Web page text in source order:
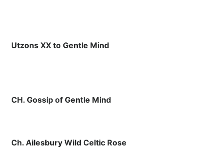
Utzons XX to Gentle Mind
CH. Gossip of Gentle Mind
Ch. Ailesbury Wild Celtic Rose